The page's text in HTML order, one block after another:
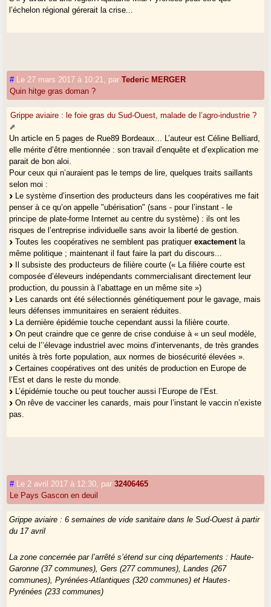
l’échelon régional gérerait la crise...
# Le 27 mars 2017 à 10:21 parTederic MERGER
Quin hitge gras doman ?
Grippe aviaire : le foie gras du Sud-Ouest, malade de l’agro-industrie ?
Un article en 5 pages de Rue89 Bordeaux... L’auteur est Céline Belliard,
elle mérite d’être mentionnée : son travail d’enquête et d’explication me
parait de bon aloi.
Pour ceux qui n’auraient pas le temps de lire, quelques traits saillants
selon moi :
Le système d’insertion des producteurs dans les coopératives me fait
penser à ce qu’on appelle "ubérisation" (sans - pour l’instant - le
principe de plate-forme Internet au centre du système) : ils ont les
risques de l’entreprise individuelle sans avoir la liberté de gestion.
Toutes les coopératives ne semblent pas pratiquerexactementla
même politique ; maintenant il faut faire la part du discours...
Il subsiste des producteurs de filière courte (« La filière courte est
composée d’éleveurs indépendants commercialisant directement leur
production, du poussin à l’abattage en un même site »)
Les canards ont été sélectionnés génétiquement pour le gavage, mais
leurs défenses immunitaires en seraient réduites.
La dernière épidémie touche cependant aussi la filière courte.
On peut craindre que ce genre de crise conduise à « un seul modèle,
celui de l’’élevage industriel avec moins d’intervenants, de très grandes
unités à très forte population, aux normes de biosécurité élevées ».
Certaines coopératives ont des unités de production en Europe de
l’Est et dans le reste du monde.
L’épidémie touche ou peut toucher aussi l’Europe de l’Est.
On rêve de vacciner les canards, mais pour l’instant le vaccin n’existe
pas.
# Le 2 avril 2017 à 12:30 par32406465
Le Pays Gascon en deuil
Grippe aviaire : 6 semaines de vide sanitaire dans le Sud-Ouest à partir
du 17 avril
La zone concernée par l’arrêté s’étend sur cinq départements : Haute-
Garonne (37 communes), Gers (277 communes), Landes (267
communes), Pyrénées-Atlantiques (320 communes) et Hautes-
Pyrénées (233 communes)